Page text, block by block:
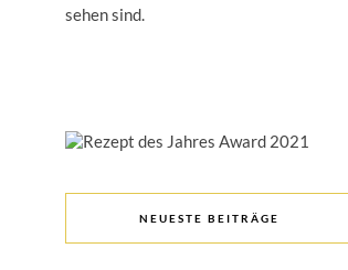
sehen sind.
NEUESTE BEITRÄGE